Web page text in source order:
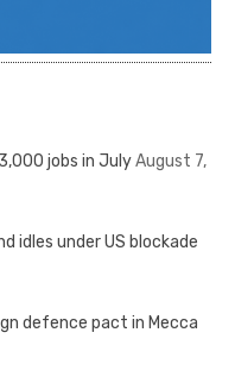
jobs in JulyAugust 7,
idles under US blockade
defence pact in Mecca